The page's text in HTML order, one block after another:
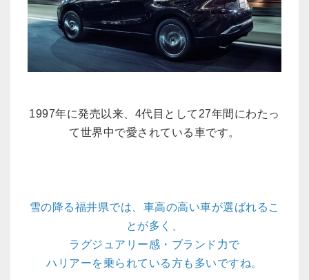
1997年に発売以来、4代目として27年間にわたっ
て世界中で愛されている車です。
雪の降る福井県では、車高の高い車が選ばれるこ
とが多く、
ラグジュアリー感・ブランド力で
ハリアーを乗られている方も多いですね。